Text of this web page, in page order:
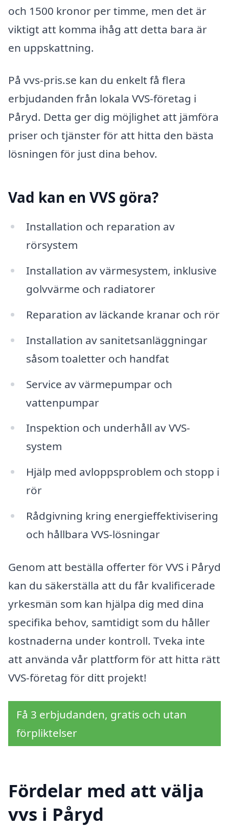
och 1500 kronor per timme, men det är
viktigt att komma ihåg att detta bara är
en uppskattning.
På vvs-pris.se kan du enkelt få flera
erbjudanden från lokala VVS-företag i
Påryd. Detta ger dig möjlighet att jämföra
priser och tjänster för att hitta den bästa
lösningen för just dina behov.
Vad kan en VVS göra?
Installation och reparation av
rörsystem
Installation av värmesystem, inklusive
golvvärme och radiatorer
Reparation av läckande kranar och rör
Installation av sanitetsanläggningar
såsom toaletter och handfat
Service av värmepumpar och
vattenpumpar
Inspektion och underhåll av VVS-
system
Hjälp med avloppsproblem och stopp i
rör
Rådgivning kring energieffektivisering
och hållbara VVS-lösningar
Genom att beställa offerter för VVS i Påryd
kan du säkerställa att du får kvalificerade
yrkesmän som kan hjälpa dig med dina
specifika behov, samtidigt som du håller
kostnaderna under kontroll. Tveka inte
att använda vår plattform för att hitta rätt
VVS-företag för ditt projekt!
Få 3 erbjudanden, gratis och utan
förpliktelser
Fördelar med att välja
vvs i Påryd